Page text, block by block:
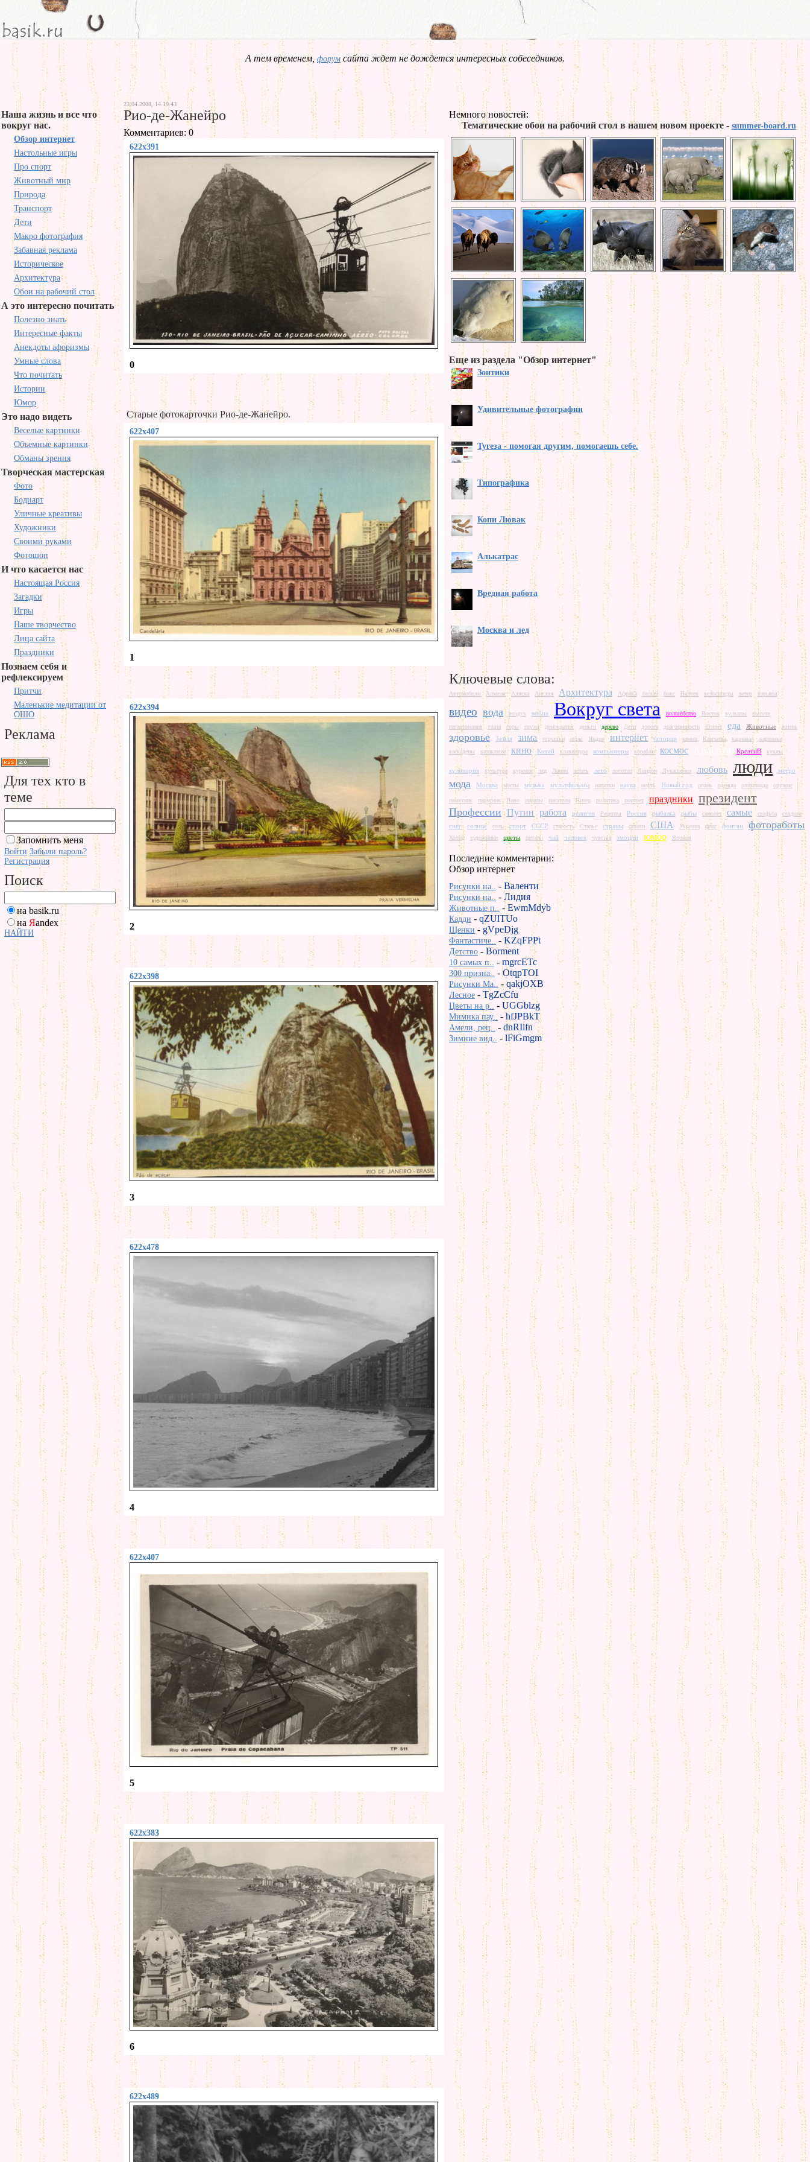
А тем временем, форум сайта ждет не дождется интересных собеседников.
Наша жизнь и все что
вокруг нас.
Обзор интернет
Настольные игры
Про спорт
Животный мир
Природа
Транспорт
Дети
Макро фотография
Забавная реклама
Историческое
Архитектура
Обои на рабочий стол
А это интересно почитать
Полезно знать
Интересные факты
Анекдоты афоризмы
Умные слова
Что почитать
Истории
Юмор
Это надо видеть
Веселые картинки
Объемные картинки
Обманы зрения
Творческая мастерская
Фото
Бодиарт
Уличные креативы
Художники
Своими руками
Фотошоп
И что касается нас
Настоящая Россия
Загадки
Игры
Наше творчество
Лица сайта
Праздники
Познаем себя и
рефлексируем
Притчи
Маленькие медитации от
ОШО
Реклама
Для тех кто в
теме
Запомнить меня
Войти Забыли пароль?
Регистрация
Поиск
на basik.ru
на Яandex
НАЙТИ
23.04.2008, 14.19.43
Рио-де-Жанейро
Комментариев: 0
622x391
0
Старые фотокарточки Рио-де-Жанейро.
622x407
1
622x394
2
622x398
3
622x478
4
622x407
5
622x383
6
622x489
Немного новостей:
Тематические обои на рабочий стол в нашем новом проекте - summer-board.ru
Еще из раздела "Обзор интернет"
Зонтики
Удивительные фотографии
Тугеза - помогая другим, помогаешь себе.
Типографика
Копи Лювак
Алькатрас
Вредная работа
Москва и лед
Ключевые слова:
Автомобили Алмазы Аляска Англия Архитектура Африка белый бокс Валуев велосипеды ветер взрывы
видео вода воздух война Вокруг света волшебство Восток вулканы
высота
гигантомания
глаза горы грузы демократия деньги дерево Дети дорога драгоценности Египет еда Животные жизнь
здоровье Земля зима игрушки игры Индия интернет история камни Камчатка карнавал
картинки
каскадеры
катаклизм кино Китай клавиатура компьютеры корабли космос Красота КреатиВ куклы
кулинария культура курение лед Ленин летать лето логотип Лондон Лукашенко любовь люди метро
мода Москва мосты музыка мультфильмы напитки наука нефть Новый год огонь одежда олимпиада оружие
памятник парусник Пиво пираты писатели Питер политика портрет праздники президент
Профессии Путин работа религия Рецепты Россия рыбалка рыбы самолет самые свадьба сладкое
снег солнце соль спорт СССР старость Старье страны страхи США Украина флаг фонтан фотоработы
Холод художники цветы цитаты чай человек чувства эмоции юмор Япония
Последние комментарии:
Обзор интернет
Рисунки на.. - Валенти
Рисунки на.. - Лидия
Животные п.. -EwmMdyb
Кадди - qZUlTUo
Щенки - gVpeDjg
Фантастиче.. -KZqFPPt
Детство -Borment
10 самых п.. - mgrcETc
300 призна.. -OtqpTOI
Рисунки Ma.. -qakjOXB
Лесное - TgZcCfu
Цветы на р.. - UGGblzg
Мимика пау.. -hfJPBkT
Амели, рец.. - dnRIifn
Зимние вид.. - lFiGmgm